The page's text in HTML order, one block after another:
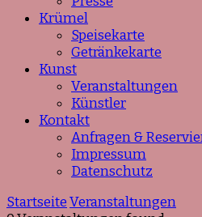
Krümel
Speisekarte
Getränkekarte
Kunst
Veranstaltungen
Künstler
Kontakt
Anfragen &
Impressum
Datenschutz
StartseiteVeranstaltungen